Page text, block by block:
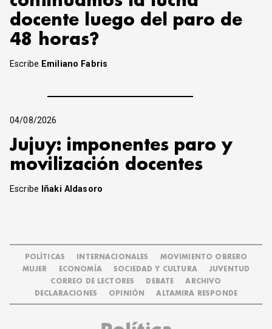
docente luego del paro de
48 horas?
Escribe Emiliano Fabris
04/08/2026
Jujuy: imponentes paro y
movilización docentes
Escribe Iñaki Aldasoro
POLÍTICAS INTERNACIONALES
MOVIMIENTO OBRERO
MUJER
ECONOMÍA SOCIEDAD Y CULTURA
JUVENTUD
CORREO DE LECTORES
DEBATE
ARCHIVO
DECLARACIONES
OPINIÓN ALTAMIRA RESPONDE